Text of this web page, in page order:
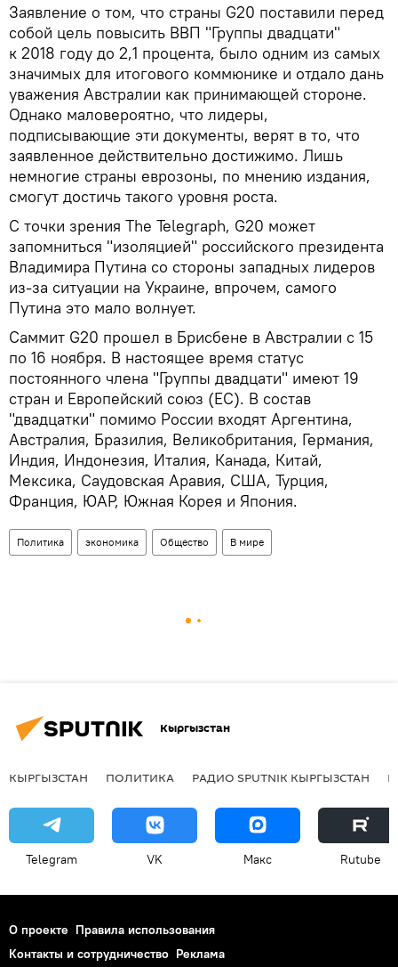
Заявление о том, что страны G20 поставили перед
собой цель повысить ВВП "Группы двадцати"
к 2018 году до 2,1 процента, было одним из самых
значимых для итогового коммюнике и отдало дань
уважения Австралии как принимающей стороне.
Однако маловероятно, что лидеры,
подписывающие эти документы, верят в то, что
заявленное действительно достижимо. Лишь
немногие страны еврозоны, по мнению издания,
смогут достичь такого уровня роста.
С точки зрения The Telegraph, G20 может
запомниться "изоляцией" российского президента
Владимира Путина со стороны западных лидеров
из-за ситуации на Украине, впрочем, самого
Путина это мало волнует.
Саммит G20 прошел в Брисбене в Австралии с 15
по 16 ноября. В настоящее время статус
постоянного члена "Группы двадцати" имеют 19
стран и Европейский союз (ЕС). В состав
"двадцатки" помимо России входят Аргентина,
Австралия, Бразилия, Великобритания, Германия,
Индия, Индонезия, Италия, Канада, Китай,
Мексика, Саудовская Аравия, США, Турция,
Франция, ЮАР, Южная Корея и Япония.
Политика экономика Общество В мире
Кыргызстан
КЫРГЫЗСТАН ПОЛИТИКА РАДИО SPUTNIK КЫРГЫЗСТАН
Telegram VK Макс Rutube
О проекте Правила использования
Контакты и сотрудничество Реклама